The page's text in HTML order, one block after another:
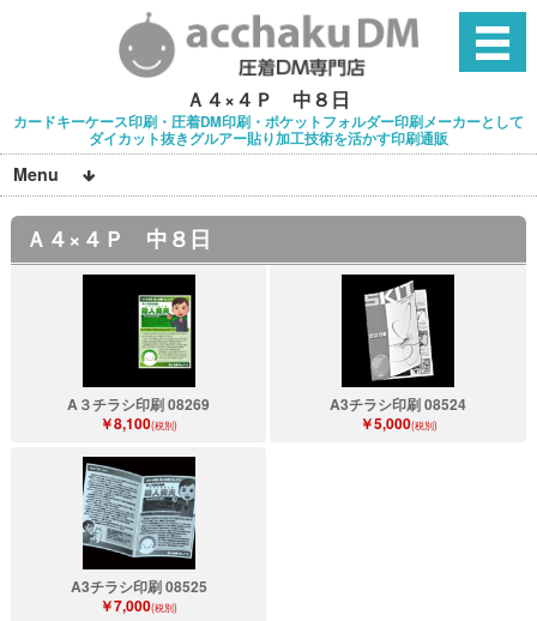
Ａ４×４Ｐ 中８日
カードキーケース印刷・圧着DM印刷・ポケットフォルダー印刷メーカーとして
ダイカット抜きグルアー貼り加工技術を活かす印刷通販
Menu
Ａ４×４Ｐ 中８日
A３チラシ印刷 08269
￥8,100(税別)
A3チラシ印刷 08524
￥5,000(税別)
A3チラシ印刷 08525
￥7,000(税別)